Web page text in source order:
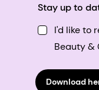
Stay up to
I'd like to
Beauty &
Download